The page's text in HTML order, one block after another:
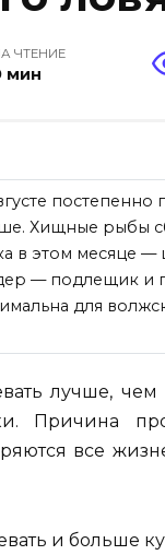
ЧТЕНИЕ
мин
постепенно
Хищные рыбы
в этом месяце
— подлещик и
для
лучше,
Причина
все
и больше